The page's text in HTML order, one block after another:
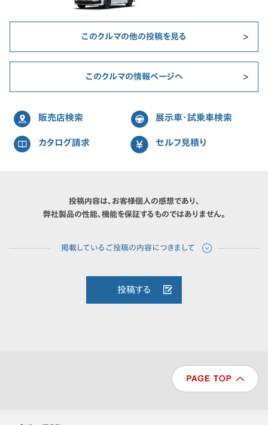
このクルマの他の投稿を見る
このクルマの情報ページへ
販売店検索 展示車・試乗車検索
カタログ請求 セルフ見積り
投稿内容は、お客様個人の感想であり、
弊社製品の性能、機能を保証するものではありません。
投稿する